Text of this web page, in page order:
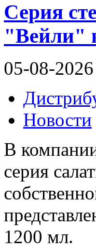
Серия
"Вейли"
05-08-2026
Новости
В
серия
1200 мл.